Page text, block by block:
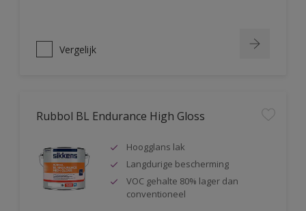
Vergelijk
Rubbol BL Endurance High Gloss
Hoogglans lak
Langdurige bescherming
VOC gehalte 80% lager dan
conventioneel